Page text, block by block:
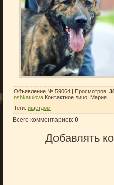
Объявление №:59064 | Просмотров:
nshkatulova Контактное лицо: Мария
Теги: ищетдом
Всего комментариев: 0
Добавлять